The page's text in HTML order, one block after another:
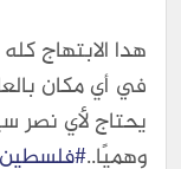
هدا الابتهاج
في أي مكان
يحتاج لأي نصر
وهميًا..